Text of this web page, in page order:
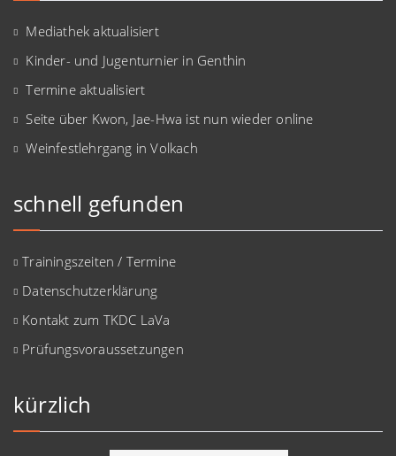
Mediathek aktualisiert
Kinder- und Jugenturnier in Genthin
Termine aktualisiert
Seite über Kwon, Jae-Hwa ist nun wieder online
Weinfestlehrgang in Volkach
schnell gefunden
Trainingszeiten / Termine
Datenschutzerklärung
Kontakt zum TKDC LaVa
Prüfungsvoraussetzungen
kürzlich